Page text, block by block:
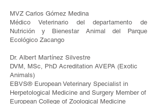
MVZ Carlos Gómez Medina
Médico Veterinario del departamento de
Nutrición y Bienestar Animal del Parque
Ecológico Zacango
Dr. Albert Martínez Silvestre
DVM, MSc, PhD Acreditation AVEPA (Exotic
Animals)
EBVS® European Veterinary Specialist in
Herpetological Medicine and Surgery Member of
European College of Zoological Medicine